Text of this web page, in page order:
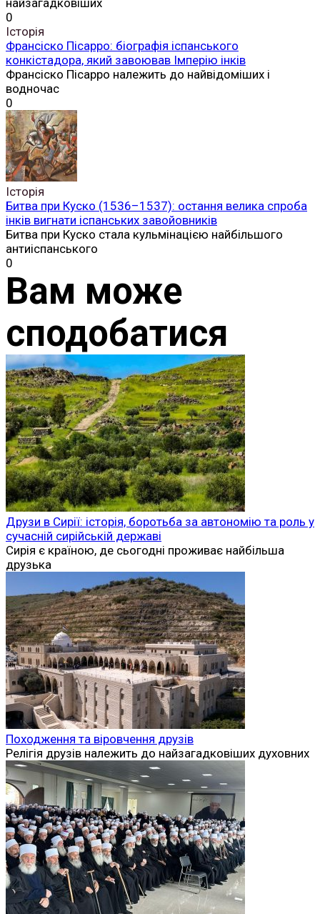
0
Історія
Франсіско Пісарро: біографія іспанського
конкістадора, який завоював Імперію інків
Франсіско Пісарро належить до найвідоміших і
водночас
0
Історія
Битва при Куско (1536–1537): остання велика спроба
інків вигнати іспанських завойовників
Битва при Куско стала кульмінацією найбільшого
антиіспанського
0
Вам може
сподобатися
Друзи в Сирії: історія, боротьба за автономію та роль у
сучасній сирійській державі
Сирія є країною, де сьогодні проживає найбільша
друзька
Походження та віровчення друзів
Релігія друзів належить до найзагадковіших духовних